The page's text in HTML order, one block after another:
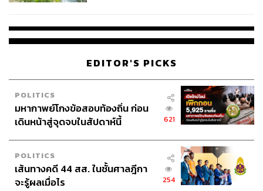
EDITOR'S PICKS
POLITICS
มหากาพย์โกงข้อสอบท้องถิ่น ก่อน
เดินหน้าสู่จุดจบในสัปดาห์นี้
621
POLITICS
เส้นทางคดี 44 สส. ในชั้นศาลฎีกา
จะรู้ผลเมื่อไร
254